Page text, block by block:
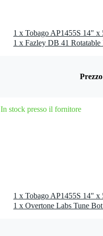
1 x Tobago AP1455S 14"
1 x Fazley DB 41
In stock presso il fornitore
1 x Tobago AP1455S 14"